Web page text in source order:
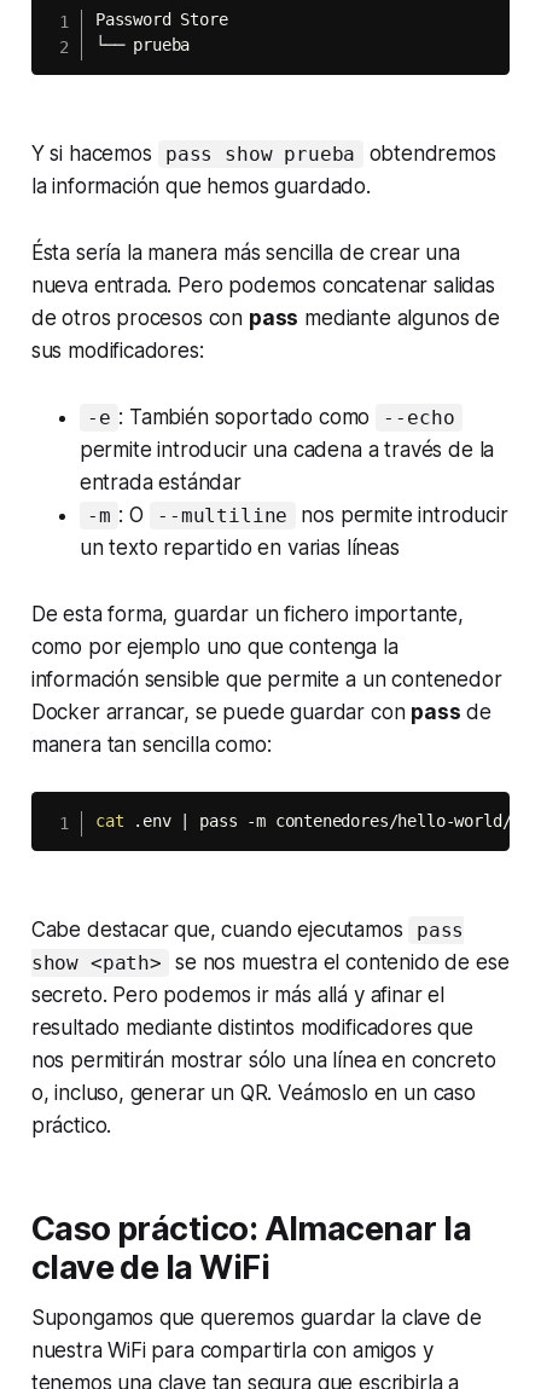
Password Store
└── prueba
Y si hacemos pass show prueba
obtendremos
la información que hemos guardado.
Ésta sería la manera más sencilla de crear una
nueva entrada. Pero podemos concatenar salidas
de otros procesos con pass mediante algunos de
sus modificadores:
-e : También soportado como --echo
permite introducir una cadena a través de la
entrada estándar
-m : O --multiline
nos permite introducir
un texto repartido en varias líneas
De esta forma, guardar un fichero importante,
como por ejemplo uno que contenga la
información sensible que permite a un contenedor
Docker arrancar, se puede guardar con pass de
manera tan sencilla como:
cat .env | pass -m contenedores/hello-world/
Cabe destacar que, cuando ejecutamos
pass
show <path>
se nos muestra el contenido de ese
secreto. Pero podemos ir más allá y afinar el
resultado mediante distintos modificadores que
nos permitirán mostrar sólo una línea en concreto
o, incluso, generar un QR. Veámoslo en un caso
práctico.
Caso práctico: Almacenar la
clave de la WiFi
Supongamos que queremos guardar la clave de
nuestra WiFi para compartirla con amigos y
tenemos una clave tan segura que escribirla a